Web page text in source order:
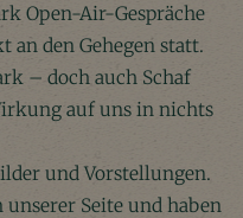
Open-Air-Gespräche
an den Gehegen statt.
– doch auch Schaf
auf uns in nichts
und Vorstellungen.
unserer Seite und haben